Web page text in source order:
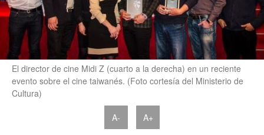
El director de cine Midi Z (cuarto a la derecha) en un reciente
evento sobre el cine taiwanés. (Foto cortesía del Ministerio de
Cultura)
A- A+